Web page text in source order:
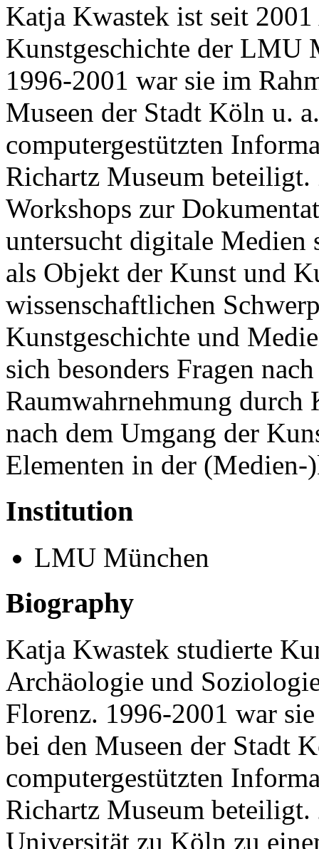
Katja Kwastek ist seit
Kunstgeschichte der LMU
1996-2001 war sie im
Museen der Stadt Köln u.
computergestützten
Richartz Museum
Workshops zur
untersucht digitale Medien
als Objekt der Kunst und
wissenschaftlichen
Kunstgeschichte und
sich besonders Fragen
Raumwahrnehmung
nach dem Umgang der
Elementen in der (Medien-
Institution
LMU München
Biography
Katja Kwastek studierte
Archäologie und
Florenz. 1996-2001 war
bei den Museen der Stadt
computergestützten
Richartz Museum
Universität zu Köln zu